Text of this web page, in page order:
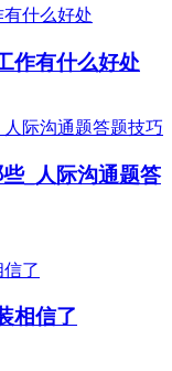
作有什么好处
_人际沟通题答
相信了